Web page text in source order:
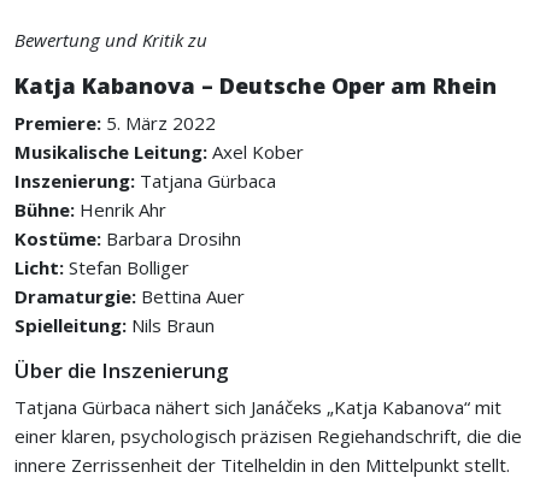
Bewertung und Kritik zu
Katja Kabanova – Deutsche Oper am Rhein
Premiere: 5. März 2022
Musikalische Leitung: Axel Kober
Inszenierung: Tatjana Gürbaca
Bühne: Henrik Ahr
Kostüme: Barbara Drosihn
Licht: Stefan Bolliger
Dramaturgie: Bettina Auer
Spielleitung: Nils Braun
Über die Inszenierung
Tatjana Gürbaca nähert sich Janáčeks „Katja Kabanova“ mit
einer klaren, psychologisch präzisen Regiehandschrift, die die
innere Zerrissenheit der Titelheldin in den Mittelpunkt stellt.